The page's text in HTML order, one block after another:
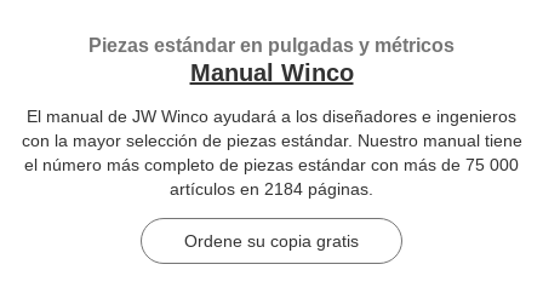
Piezas estándar en pulgadas y métricos
Manual Winco
El manual de JW Winco ayudará a los diseñadores e ingenieros
con la mayor selección de piezas estándar. Nuestro manual tiene
el número más completo de piezas estándar con más de 75 000
artículos en 2184 páginas.
Ordene su copia gratis